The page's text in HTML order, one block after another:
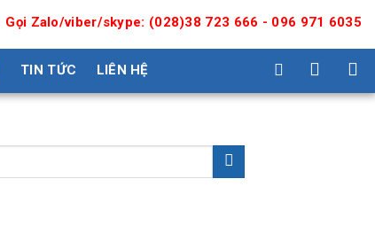
Gọi Zalo/viber/skype: (028)38 723 666 - 096 971 6035
TIN TỨC LIÊN HỆ